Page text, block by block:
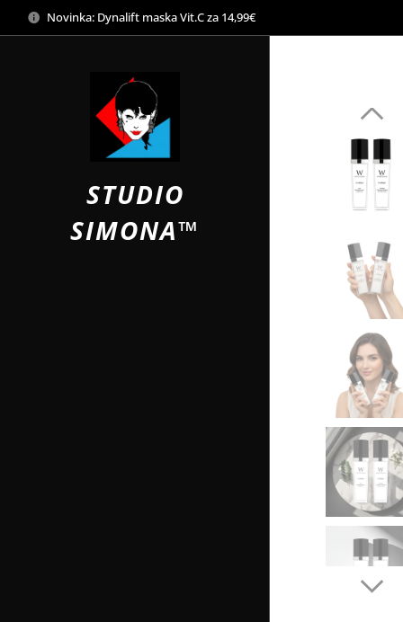
Novinka: Dynalift maska Vit.C za 14,99€
STUDIO
SIMONA™